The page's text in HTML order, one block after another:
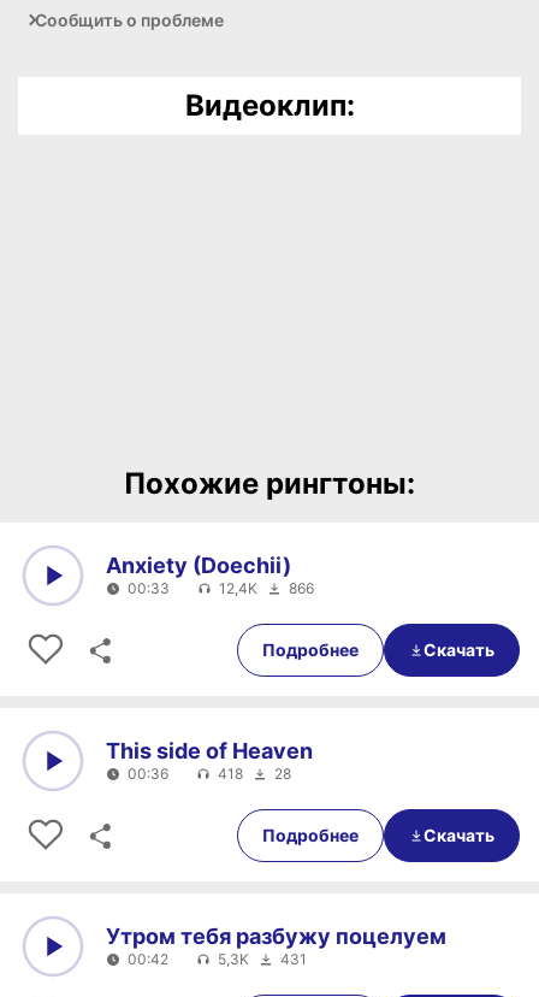
Сообщить о проблеме
Видеоклип:
Похожие рингтоны:
00:33
Anxiety (Doechii)
00:33 12,4K 866
Подробнее Скачать
00:36
This side of Heaven
00:36 418 28
Подробнее Скачать
Утром тебя разбужу поцелуем
00:42 5,3K 431